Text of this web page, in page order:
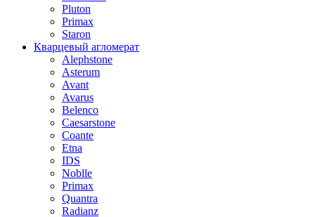
Pluton
Primax
Staron
Кварцевый агломерат
Alephstone
Asterum
Avant
Avarus
Belenco
Caesarstone
Coante
Etna
IDS
Noblle
Primax
Quantra
Radianz